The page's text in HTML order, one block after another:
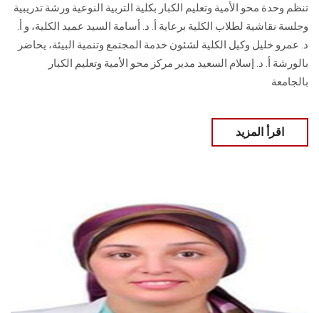
تنظم وحدة محو الأمية وتعليم الكبار بكلية التربية النوعية ورشة تدريبية
وجلسة نقاشية لطلاب الكلية برعاية أ. د. أسامة السيد عميد الكلية، و أ.
د. عمرو خليل وكيل الكلية لشئون خدمة المجتمع وتنمية البيئة، يحاضر
بالورشة أ. د. إسلام السعيد مدير مركز محو الأمية وتعليم الكبار
بالجامعة
اقرأ المزيد